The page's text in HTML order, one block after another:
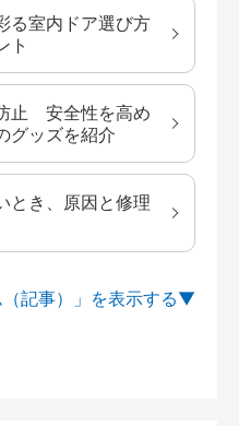
る室内ドア選び方
ト
止 安全性を高め
グッズを紹介
とき、原因と修理
記事）」を